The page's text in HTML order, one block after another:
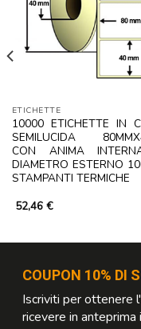
ETICHETTE
10000 ETICHETTE IN
SEMILUCIDA
CON ANIMA
DIAMETRO ESTERNO
STAMPANTI TERMICHE
52,46 €
COUPON 10% DI
Iscriviti per ottenere
ricevere in anteprima